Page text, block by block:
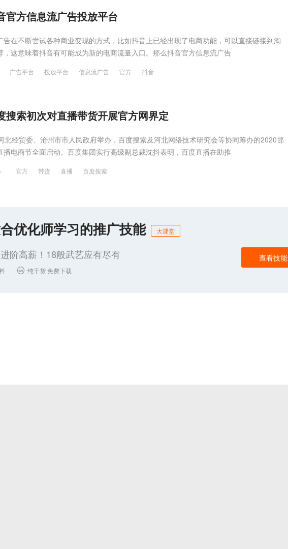
官方信息流广告投放平台
告在不断尝试各种商业变现的方式，比如抖音上已经出现了电商功能，可以直接链接到淘
，这意味着抖音有可能成为新的电商流量入口。那么抖音官方信息流广告
广告平台 投放平台 信息流广告 官方 抖音
搜索初次对直播带货开展官方网界定
北经贸委、沧州市市人民政府举办，百度搜索及河北网络技术研究会等协同筹办的2020邯
播电商节全面启动。百度集团实行高级副总裁沈抖表明，百度直播在助推
官方 带货 直播 百度搜索
优化师学习的推广技能 大课堂
阶高薪！18般武艺应有尽有
 纯干货 免费下载
查看技能